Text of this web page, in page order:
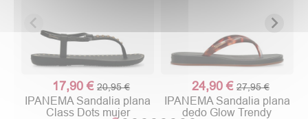
17,90 €20,95 €
IPANEMA Sandalia plana
Class Dots mujer
24,90 € 27,95 €
IPANEMA Sandalia plana
dedo Glow Trendy